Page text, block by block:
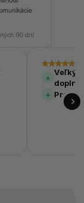
Veľký